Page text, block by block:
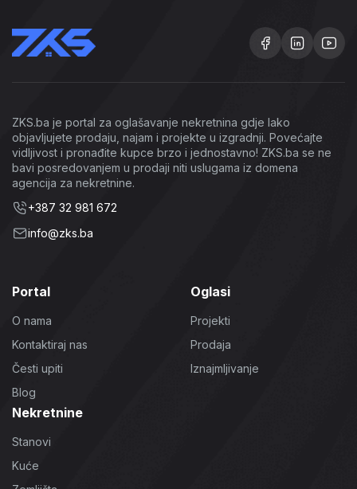
ZKS.ba je portal za oglašavanje nekretnina gdje lako
objavljujete prodaju, najam i projekte u izgradnji. Povećajte
vidljivost i pronađite kupce brzo i jednostavno! ZKS.ba se ne
bavi posredovanjem u prodaji niti uslugama iz domena
agencija za nekretnine.
+387 32 981 672
info@zks.ba
Portal
O nama
Kontaktiraj nas
Česti upiti
Blog
Oglasi
Projekti
Prodaja
Iznajmljivanje
Nekretnine
Stanovi
Kuće